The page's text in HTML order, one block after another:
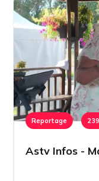
Reportage
Astv Infos -